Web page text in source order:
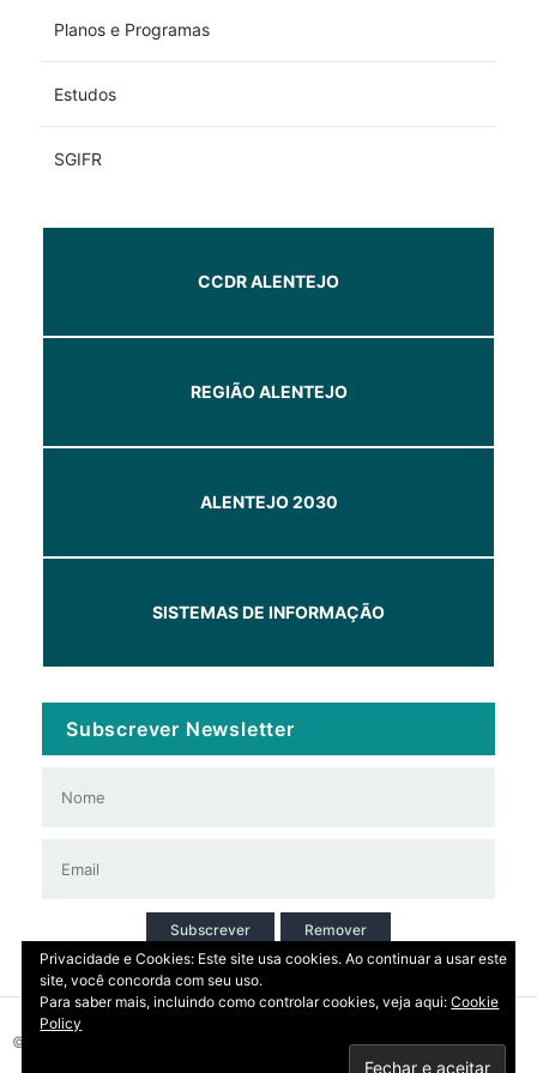
Planos e Programas
Estudos
SGIFR
CCDR ALENTEJO
REGIÃO ALENTEJO
ALENTEJO 2030
SISTEMAS DE INFORMAÇÃO
Subscrever Newsletter
Subscrever Remover
© 2026 Copyright: DIRT | CCDR Alentejo, I.P.
Privacidade e Cookies: Este site usa cookies. Ao continuar a usar este
site, você concorda com seu uso.
Para saber mais, incluindo como controlar cookies, veja aqui:Cookie
Policy